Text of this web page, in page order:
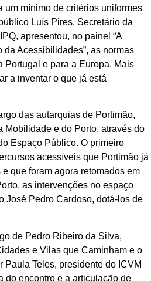
um mínimo de critérios uniformes
Luís Pires, Secretário da
apresentou, no painel “A
da Acessibilidades”, as normas
Portugal e para a Europa. Mais
a inventar o que já está
das autarquias de Portimão,
Mobilidade e do Porto, através do
Espaço Público. O primeiro
acessíveis que Portimão já
que foram agora retomados em
as intervenções no espaço
José Pedro Cardoso, dotá-los de
de Pedro Ribeiro da Silva,
e Vilas que Caminham e o
Paula Teles, presidente do ICVM
do encontro e a articulação de